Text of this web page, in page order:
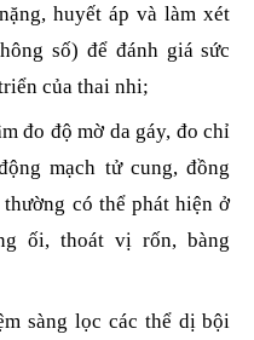
huyết áp và làm xét
số) để đánh giá sức
của thai nhi;
đo độ mờ da gáy, đo chỉ
mạch tử cung, đồng
có thể phát hiện ở
ối, thoát vị rốn, bàng
sàng lọc các thể dị bội